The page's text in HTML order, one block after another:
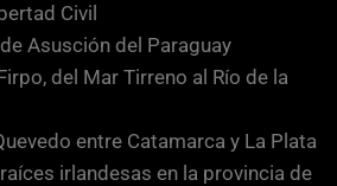
Civil
Asusción del Paraguay
del Mar Tirreno al Río de la
entre Catamarca y La Plata
irlandesas en la provincia de